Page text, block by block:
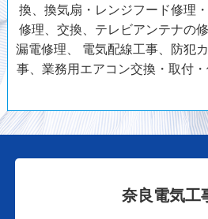
換、換気扇・レンジフード修理
修理、交換、テレビアンテナの
漏電修理、 電気配線工事、防犯
事、業務用エアコン交換・取付
奈良電気工